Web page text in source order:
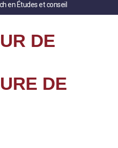
en Études et conseil
DE
DE